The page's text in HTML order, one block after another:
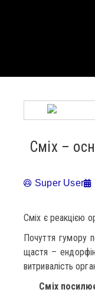
Сміх –
Super User
Сміх є реакцією
Почуття гумору
щастя –
витривалість
Сміх